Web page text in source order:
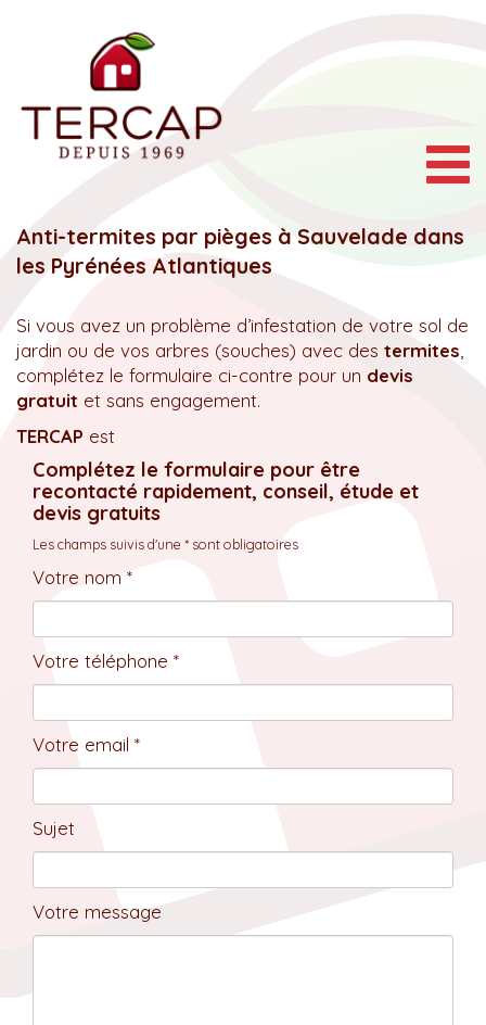
Anti-termites par pièges à Sauvelade dans
les Pyrénées Atlantiques
Si vous avez un problème d’infestation de votre sol de
jardin ou de vos arbres (souches) avec des termites
complétez le formulaire ci-contre pour un devis
gratuit et sans engagement.
TERCAP est
Complétez le formulaire pour être
recontacté rapidement, conseil, étude et
devis gratuits
Les champs suivis d'une * sont obligatoires
Votre nom *
Votre téléphone *
Votre email *
Sujet
Votre message